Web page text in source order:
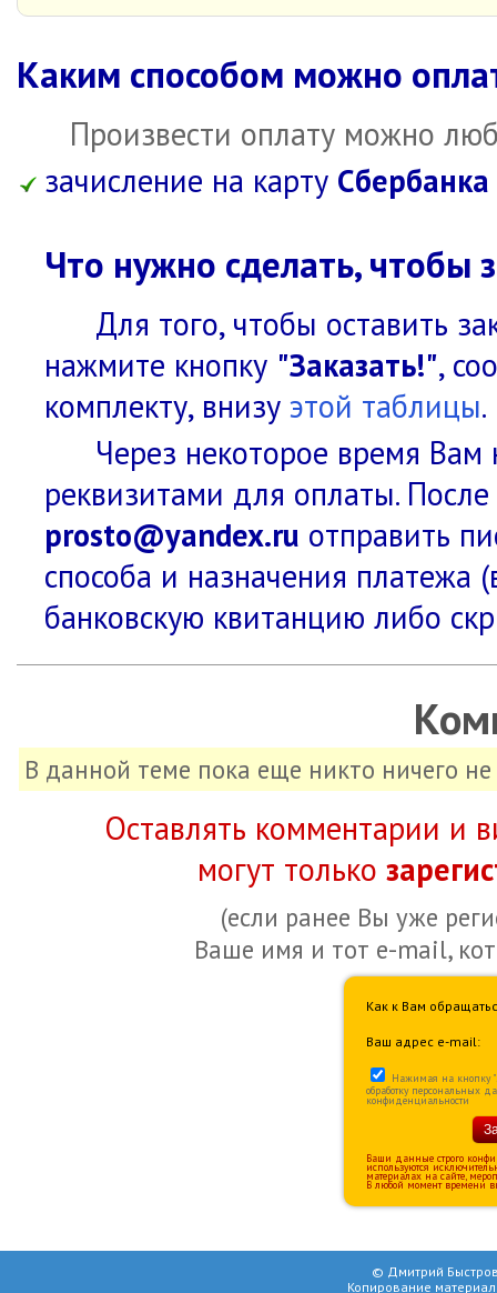
Каким способом можно
Произвести оплату можно
зачисление на карту Сбербанка
Что нужно сделать, чтобы
Для того, чтобы оставить
нажмите кнопку "Заказать!",
комплекту, внизу этой таблицы.
Через некоторое время
реквизитами для оплаты.
prosto@yandex.ru отправить
способа и назначения платежа
банковскую квитанцию либо
В данной теме пока еще никто ничего
Оставлять комментарии и
могут только
(если ранее Вы уже
Ваше имя и тот e-mail,
Как к Вам
Ваш адрес e-mail:
Нажимая на кнопку
обработку персональных
конфиденциальности
Ваши данные строго
используются
материалах на сайте,
В любой момент времени
© Дмитрий
Копирование